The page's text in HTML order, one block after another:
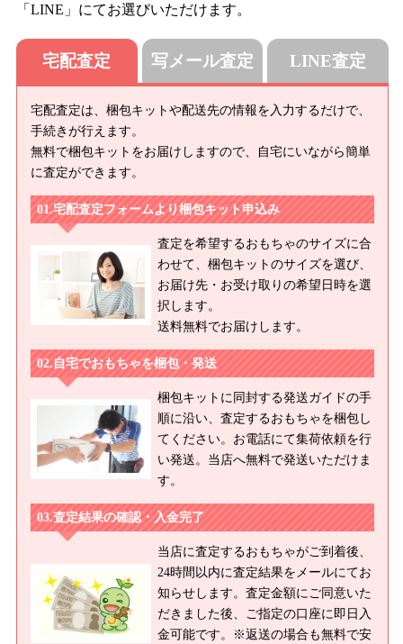
「LINE」にてお選びいただけます。
宅配査定
宅配査定は、梱包キットや配送先の情報を入力するだけで、
手続きが行えます。
無料で梱包キットをお届けしますので、自宅にいながら簡単
に査定ができます。
宅配査定フォームより梱包キット申込み
査定を希望するおもちゃのサイズに合
わせて、梱包キットのサイズを選び、
お届け先・お受け取りの希望日時を選
択します。
送料無料でお届けします。
自宅でおもちゃを梱包・発送
梱包キットに同封する発送ガイドの手
順に沿い、査定するおもちゃを梱包し
てください。お電話にて集荷依頼を行
い発送。当店へ無料で発送いただけま
す。
査定結果の確認・入金完了
当店に査定するおもちゃがご到着後、
24時間以内に査定結果をメールにてお
知らせします。査定金額にご同意いた
だきました後、ご指定の口座に即日入
金可能です。※返送の場合も無料で安
写メール査定 LINE査定